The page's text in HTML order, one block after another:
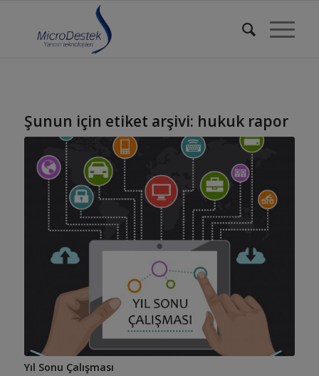
Şunun için etiket arşivi: hukuk rapor
Yıl Sonu Çalışması